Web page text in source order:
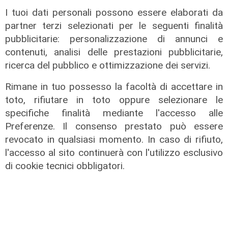
I tuoi dati personali possono essere elaborati da
partner terzi selezionati per le seguenti finalità
pubblicitarie: personalizzazione di annunci e
contenuti, analisi delle prestazioni pubblicitarie,
ricerca del pubblico e ottimizzazione dei servizi.
Rimane in tuo possesso la facoltà di accettare in
toto, rifiutare in toto oppure selezionare le
specifiche finalità mediante l'accesso alle
Preferenze. Il consenso prestato può essere
revocato in qualsiasi momento. In caso di rifiuto,
l'accesso al sito continuerà con l'utilizzo esclusivo
di cookie tecnici obbligatori.
Il 12 agosto eclissi di sole,
l'appello: "Non guardatela senza
protezioni"
06/08/2026
di F.S.